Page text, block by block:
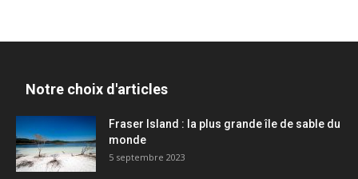
Notre choix d'articles
Fraser Island : la plus grande île de sable du
monde
5 septembre 2023